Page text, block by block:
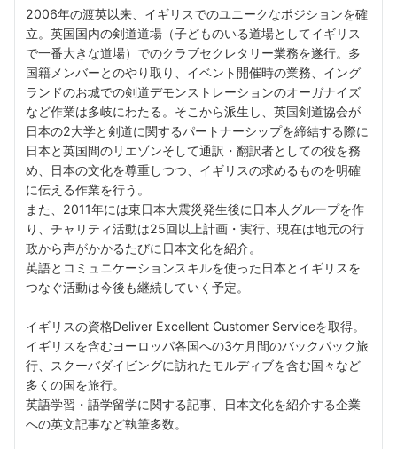
2006年の渡英以来、イギリスでのユニークなポジションを確
立。英国国内の剣道道場（子どものいる道場としてイギリス
で一番大きな道場）でのクラブセクレタリー業務を遂行。多
国籍メンバーとのやり取り、イベント開催時の業務、イング
ランドのお城での剣道デモンストレーションのオーガナイズ
など作業は多岐にわたる。そこから派生し、英国剣道協会が
日本の2大学と剣道に関するパートナーシップを締結する際に
日本と英国間のリエゾンそして通訳・翻訳者としての役を務
め、日本の文化を尊重しつつ、イギリスの求めるものを明確
に伝える作業を行う。
また、2011年には東日本大震災発生後に日本人グループを作
り、チャリティ活動は25回以上計画・実行、現在は地元の行
政から声がかかるたびに日本文化を紹介。
英語とコミュニケーションスキルを使った日本とイギリスを
つなぐ活動は今後も継続していく予定。
イギリスの資格Deliver Excellent Customer Serviceを取得。
イギリスを含むヨーロッパ各国への3ケ月間のバックパック旅
行、スクーバダイビングに訪れたモルディブを含む国々など
多くの国を旅行。
英語学習・語学留学に関する記事、日本文化を紹介する企業
への英文記事など執筆多数。